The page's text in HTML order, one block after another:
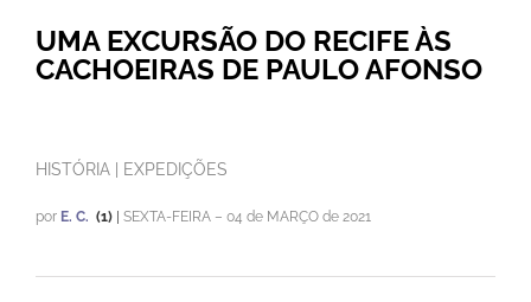
UMA EXCURSÃO DO RECIFE ÀS
CACHOEIRAS DE PAULO AFONSO
HISTÓRIA | EXPEDIÇÕES
por E. C. (1) SEXTA-FEIRA – 04 de MARÇO de 2021